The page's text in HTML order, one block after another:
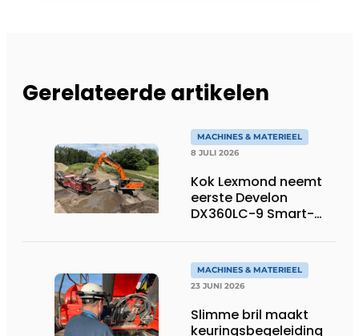
Gerelateerde artikelen
MACHINES & MATERIEEL
8 JULI 2026
Kok Lexmond neemt
eerste Develon
DX360LC-9 Smart-
MACHINES & MATERIEEL
23 JUNI 2026
Slimme bril maakt
keuringsbegeleiding